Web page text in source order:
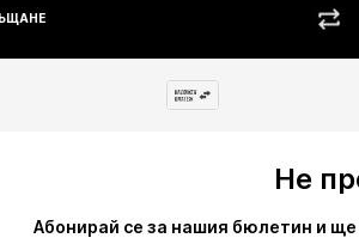
Не
Абонирай се за нашия бюлетин и